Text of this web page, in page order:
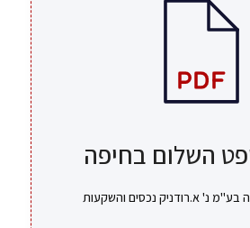
השלום בחיפה
21725 שורה בע"מ נ' א.רודניק נכסים והשקעות